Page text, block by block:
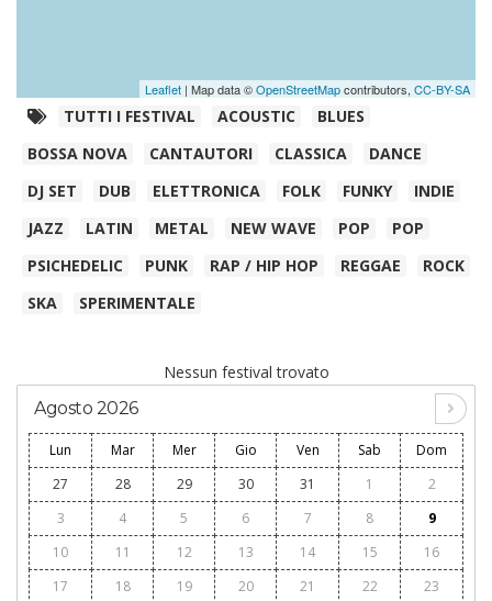
Leaflet | Map data ©OpenStreetMapcontributors, CC-BY-SA
TUTTI I FESTIVAL ACOUSTIC
BLUES
BOSSA NOVA
CANTAUTORI CLASSICA
DANCE
DJ SET
DUB ELETTRONICA FOLK FUNKY
INDIE
JAZZ
LATIN METAL NEW WAVE POP
POP
PSICHEDELIC
PUNK RAP / HIP HOP REGGAE
ROCK
SKA
SPERIMENTALE
Nessun festival trovato
Agosto 2026
Lun Mar Mer Gio Ven Sab
Dom
27
28 29 30 31 1
2
3
4 5 6 7 8
9
10
11 12 13 14 15
16
17
18 19 20 21 22
23